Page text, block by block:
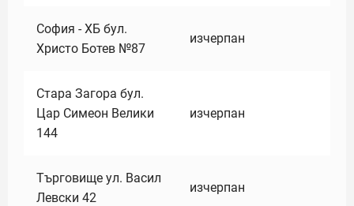
София - ХБ бул.
Христо Ботев №87
изчерпан
Стара Загора бул.
Цар Симеон Велики
144
изчерпан
Търговище ул. Васил
Левски 42
изчерпан